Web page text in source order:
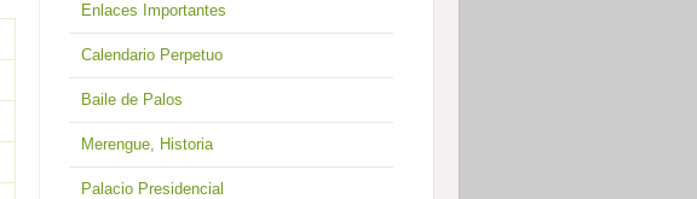
Enlaces Importantes
Calendario Perpetuo
Baile de Palos
Merengue, Historia
Palacio Presidencial